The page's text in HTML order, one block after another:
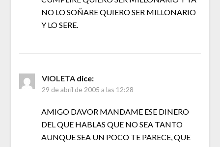
NO LO SOÑARE QUIERO SER MILLONARIO
Y LO SERE.
VIOLETA dice:
29 de abril de 2005 a las 12:28
AMIGO DAVOR MANDAME ESE DINERO
DEL QUE HABLAS QUE NO SEA TANTO
AUNQUE SEA UN POCO TE PARECE, QUE